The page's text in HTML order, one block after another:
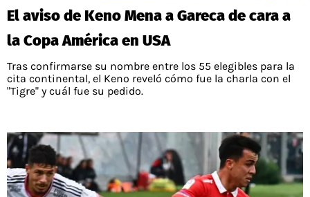
PUBLICIDAD / ADS
CONTACTO
AD CHOICES
ENTREVISTAS
TABLA DE POSICIONES
APUESTAS
Ad Choices
RedGol, al igual que Futbol Sites, es una
compañía perteneciente a Better Collective.
El aviso de Keno Mena a Gareca de cara a
la Copa América en USA
Tras confirmarse su nombre entre los 55 elegibles para la
cita continental, el Keno reveló cómo fue la charla con el
"Tigre" y cuál fue su pedido.